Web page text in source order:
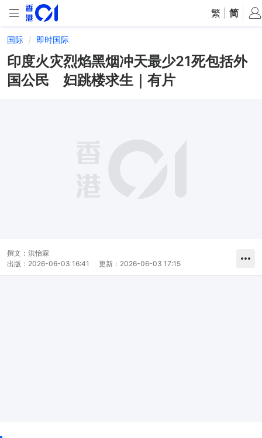
繁 简
国际 即时国际
印度火灾烈焰黑烟冲天最少21死包括外
国公民 妇跳楼求生｜有片
撰文： 洪怡霖
出版： 2026-06-03 16:41 更新： 2026-06-03 17:15